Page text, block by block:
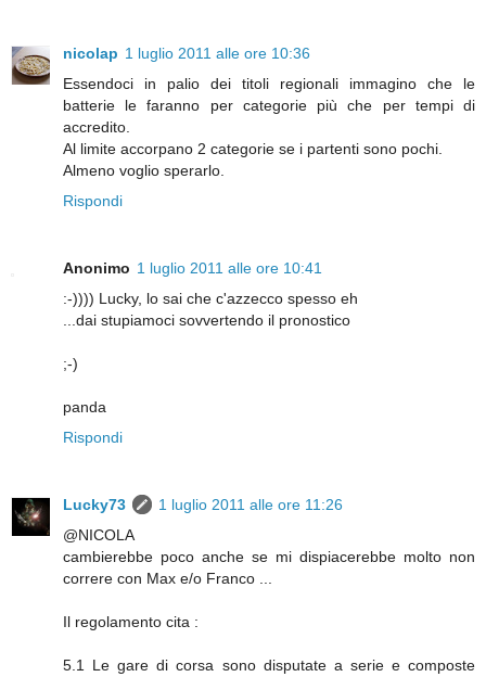
nicolap 1 luglio 2011 alle ore 10:36
Essendoci in palio dei titoli regionali immagino che le
batterie le faranno per categorie più che per tempi di
accredito.
Al limite accorpano 2 categorie se i partenti sono pochi.
Almeno voglio sperarlo.
Rispondi
Anonimo 1 luglio 2011 alle ore 10:41
:-)))) Lucky, lo sai che c'azzecco spesso eh
...dai stupiamoci sovvertendo il pronostico
;-)
panda
Rispondi
Lucky73
1 luglio 2011 alle ore 11:26
@NICOLA
cambierebbe poco anche se mi dispiacerebbe molto non
correre con Max e/o Franco ...
Il regolamento cita :
5.1 Le gare di corsa sono disputate a serie e composte